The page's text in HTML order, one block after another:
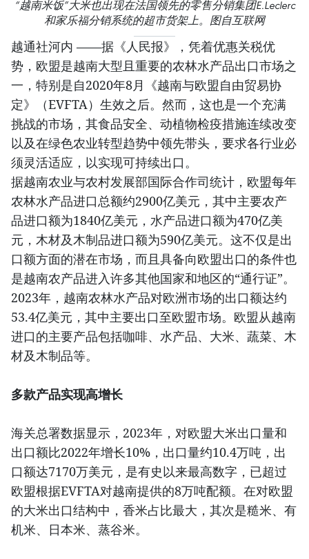
“越南米饭”大米也出现在法国领先的零售分销集团E.Leclerc
和家乐福分销系统的超市货架上。图自互联网
越通社河内 ——据《人民报》，凭着优惠关税优
势，欧盟是越南大型且重要的农林水产品出口市场之
一，特别是自2020年8月《越南与欧盟自由贸易协
定》（EVFTA）生效之后。然而，这也是一个充满
挑战的市场，其食品安全、动植物检疫措施连续改变
以及在绿色农业转型趋势中领先带头，要求各行业必
须灵活适应，以实现可持续出口。
据越南农业与农村发展部国际合作司统计，欧盟每年
农林水产品进口总额约2900亿美元，其中主要农产
品进口额为1840亿美元，水产品进口额为470亿美
元，木材及木制品进口额为590亿美元。这不仅是出
口额方面的潜在市场，而且具备向欧盟出口的条件也
是越南农产品进入许多其他国家和地区的“通行证”。
2023年，越南农林水产品对欧洲市场的出口额达约
53.4亿美元，其中主要出口至欧盟市场。欧盟从越南
进口的主要产品包括咖啡、水产品、大米、蔬菜、木
材及木制品等。
多款产品实现高增长
海关总署数据显示，2023年，对欧盟大米出口量和
出口额比2022年增长10%，出口量约10.4万吨，出
口额达7170万美元，是有史以来最高数字，已超过
欧盟根据EVFTA对越南提供的8万吨配额。在对欧盟
的大米出口结构中，香米占比最大，其次是糙米、有
机米、日本米、蒸谷米。